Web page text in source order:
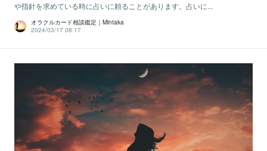
や指針を求めている時に占いに頼ることがあります。占いに...
オラクルカード相談鑑定｜Mintaka
2024/03/17 08:17